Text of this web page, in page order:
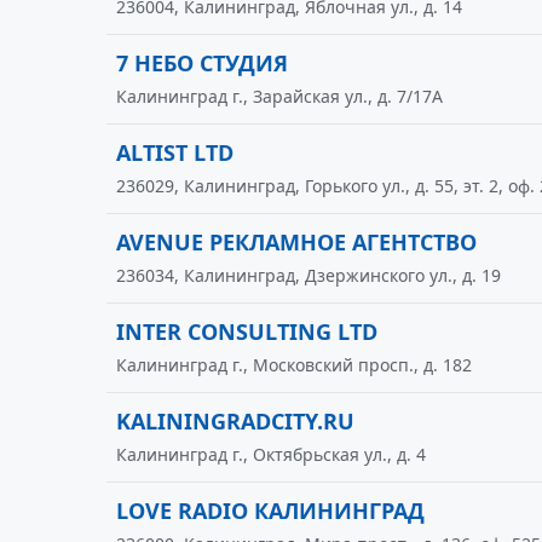
236004, Калининград, Яблочная ул., д. 14
7 НЕБО CТУДИЯ
Калининград г., Зарайская ул., д. 7/17А
ALTIST LTD
236029, Калининград, Горького ул., д. 55, эт. 2, оф.
AVENUE РЕКЛАМНОЕ АГЕНТСТВО
236034, Калининград, Дзержинского ул., д. 19
INTER CONSULTING LTD
Калининград г., Московский просп., д. 182
KALININGRADCITY.RU
Калининград г., Октябрьская ул., д. 4
LOVE RADIO КАЛИНИНГРАД